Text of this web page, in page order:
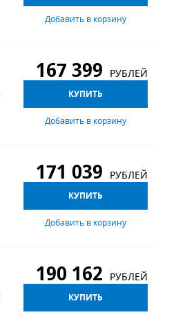
Добавить в корзину
167 399 РУБЛЕЙ
КУПИТЬ
Добавить в корзину
171 039 РУБЛЕЙ
КУПИТЬ
Добавить в корзину
190 162 РУБЛЕЙ
КУПИТЬ